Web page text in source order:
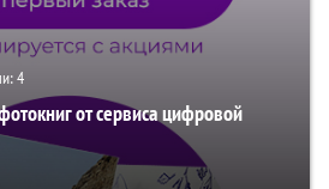
4
от сервиса цифровой